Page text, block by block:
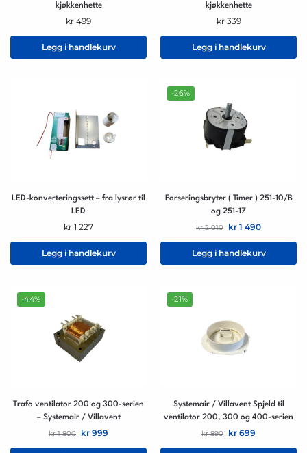
kjøkkenhette
kr 499
Legg i handlekurv
kjøkkenhette
kr339
Legg i handlekurv
LED-konverteringssett – fra lysrør til
LED
kr 1 227
Legg i handlekurv
-26%
Forseringsbryter ( Timer ) 251-10/B
og 251-17
kr2 010 kr 1 490
Legg i handlekurv
-44%
Trafo ventilator 200 og 300-serien
– Systemair / Villavent
kr1 800 kr 999
-21%
Systemair / Villavent Spjeld til
ventilator 200, 300 og 400-serien
kr890 kr 699